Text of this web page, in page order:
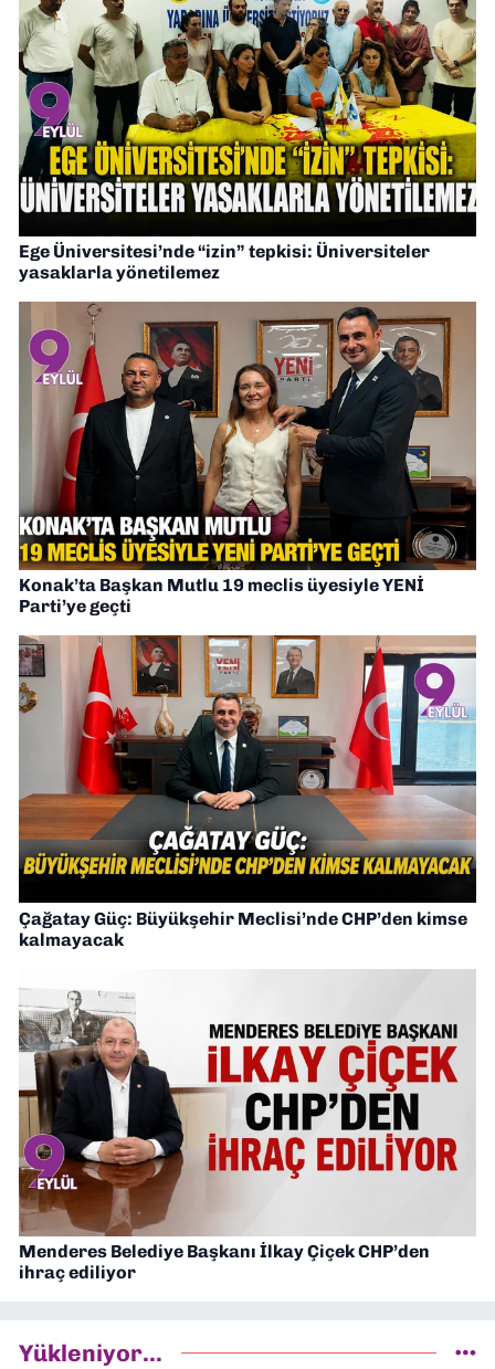
Ege Üniversitesi’nde “izin” tepkisi: Üniversiteler
yasaklarla yönetilemez
Konak’ta Başkan Mutlu 19 meclis üyesiyle YENİ
Parti’ye geçti
Çağatay Güç: Büyükşehir Meclisi’nde CHP’den kimse
kalmayacak
Menderes Belediye Başkanı İlkay Çiçek CHP’den
ihraç ediliyor
Yükleniyor...